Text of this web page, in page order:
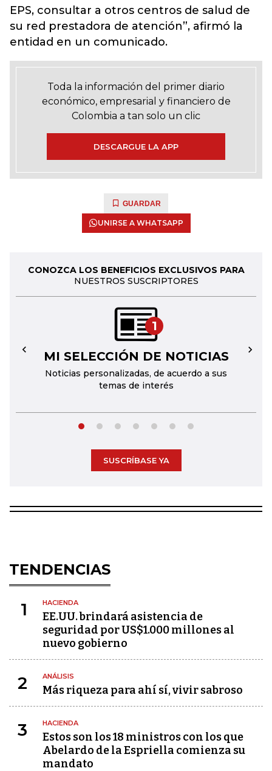
EPS, consultar a otros centros de salud de
su red prestadora de atención”, afirmó la
entidad en un comunicado.
Toda la información del primer diario
económico, empresarial y financiero de
Colombia a tan solo un clic
DESCARGUE LA APP
GUARDAR
UNIRSE A WHATSAPP
CONOZCA LOS BENEFICIOS EXCLUSIVOS PARA
NUESTROS SUSCRIPTORES
1
MI SELECCIÓN DE NOTICIAS
Noticias personalizadas, de acuerdo a sus
temas de interés
← →
SUSCRÍBASE YA
TENDENCIAS
1 HACIENDA
EE.UU. brindará asistencia de
seguridad por US$1.000 millones al
nuevo gobierno
2 ANÁLISIS
Más riqueza para ahí sí, vivir sabroso
3 HACIENDA
Estos son los 18 ministros con los que
Abelardo de la Espriella comienza su
mandato